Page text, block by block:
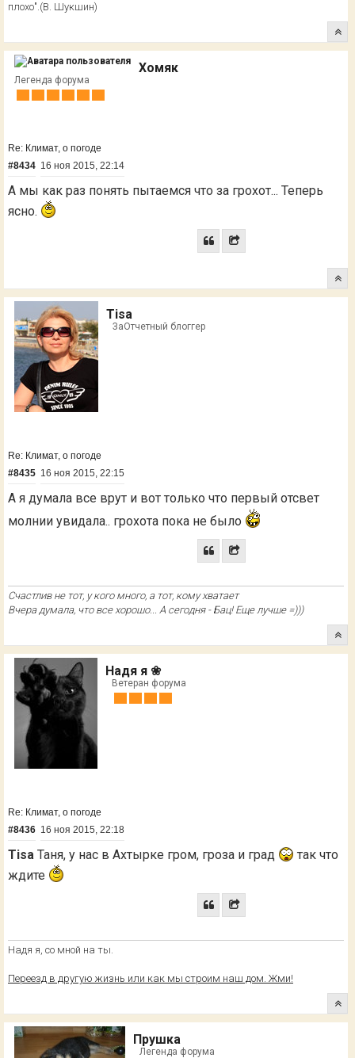
плохо".(В. Шукшин)
Хомяк
Легенда форума
Re: Климат, о погоде
#8434 16 ноя 2015, 22:14
А мы как раз понять пытаемся что за грохот... Теперь
ясно.
Tisa
ЗаОтчетный блоггер
Re: Климат, о погоде
#8435 16 ноя 2015, 22:15
А я думала все врут и вот только что первый отсвет
молнии увидала.. грохота пока не было
Счастлив не тот, у кого много, а тот, кому хватает
Вчера думала, что все хорошо... А сегодня - Бац! Еще лучше =)))
Надя я ❀
Ветеран форума
Re: Климат, о погоде
#8436 16 ноя 2015, 22:18
Tisa Таня, у нас в Ахтырке гром, гроза и град
так что
ждите
Надя я, со мной на ты.
Переезд в другую жизнь или как мы строим наш дом. Жми!
Прушка
Легенда форума